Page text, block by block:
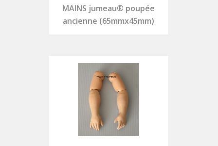
MAINS jumeau® poupée
ancienne (65mmx45mm)